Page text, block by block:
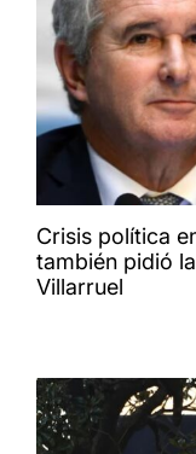
Crisis política
también pidió
Villarruel